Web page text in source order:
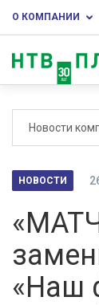
О КОМПАНИИ
Новости
НОВОСТИ
«Наш